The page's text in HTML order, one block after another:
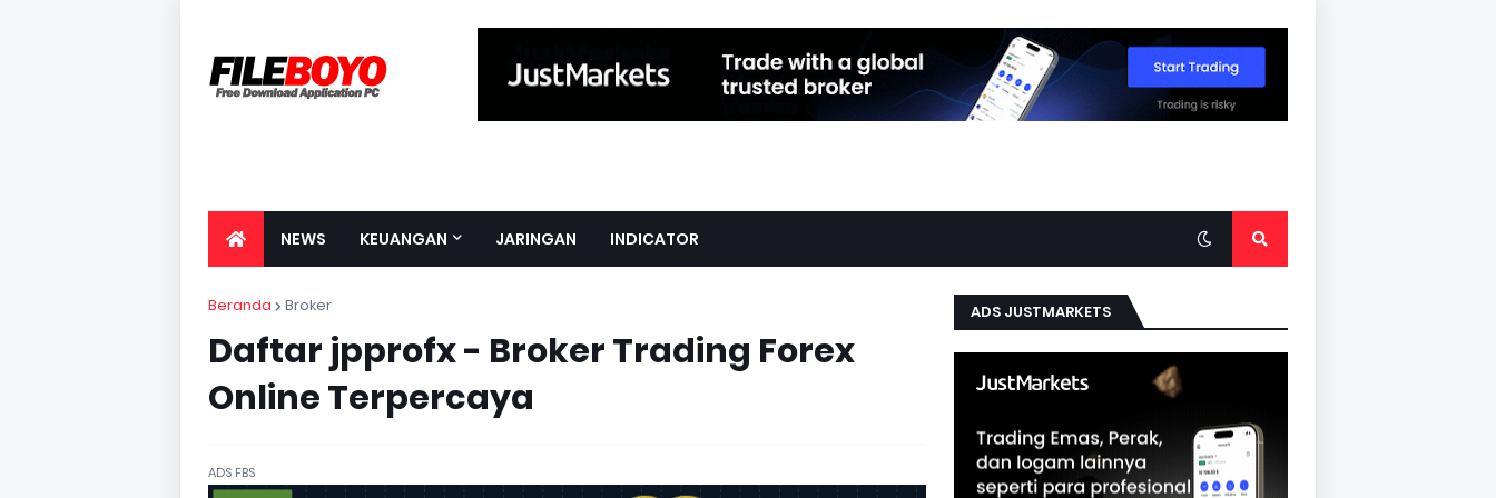
NEWS KEUANGAN JARINGAN INDICATOR
Beranda Broker
Daftar jpprofx - Broker Trading Forex
Online Terpercaya
ADS FBS
ADS JUSTMARKETS